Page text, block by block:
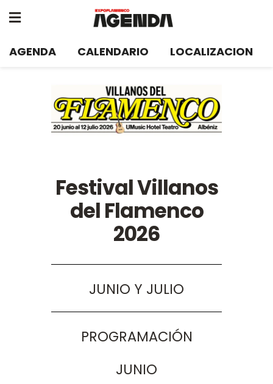
AGENDA CALENDARIO LOCALIZACION
Festival Villanos
del Flamenco
2026
JUNIO Y JULIO
PROGRAMACIÓN
JUNIO